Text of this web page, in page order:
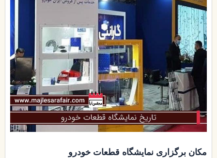
مکان برگزاری نمایشگاه قطعات خودرو